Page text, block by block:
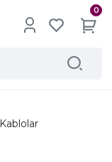
0
Kablolar